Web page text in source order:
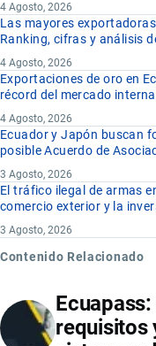
4 Agosto, 2026
Las mayores
Ranking, cifras y análisis
4 Agosto, 2026
Exportaciones de oro en
récord del mercado
4 Agosto, 2026
Ecuador y Japón buscan
posible Acuerdo de
3 Agosto, 2026
El tráfico ilegal de armas
comercio exterior y la
3 Agosto, 2026
Contenido Relacionado
requisitos